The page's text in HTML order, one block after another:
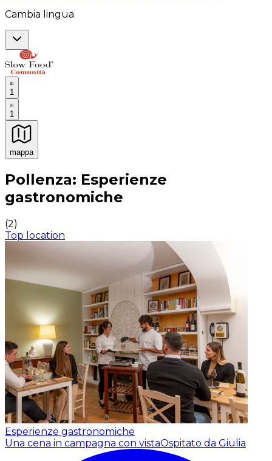
Cambia lingua
1
1
mappa
Esperienze culinarie indimenticabili: Esperienze
Pollenza: Esperienze
gastronomiche
(2)
Top location
Esperienze gastronomiche
Una cena in campagna con vistaOspitato da Giulia